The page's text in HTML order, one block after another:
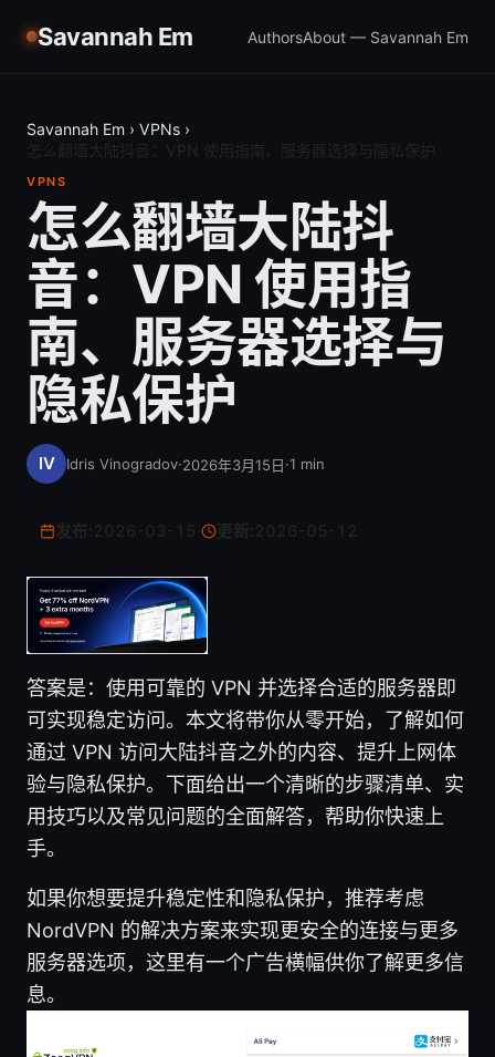
Savannah Em AuthorsAbout — Savannah Em
Savannah Em › VPNs ›
VPNS
怎么翻墙大陆抖
音：VPN 使用指
南、服务器选择与
隐私保护
Idris Vinogradov·2026年3月15日·1 min
更新:
答案是：使用可靠的 VPN 并选择合适的服务器即
可实现稳定访问。本文将带你从零开始，了解如何
通过 VPN 访问大陆抖音之外的内容、提升上网体
验与隐私保护。下面给出一个清晰的步骤清单、实
用技巧以及常见问题的全面解答，帮助你快速上
手。
如果你想要提升稳定性和隐私保护，推荐考虑
NordVPN 的解决方案来实现更安全的连接与更多
服务器选项，这里有一个广告横幅供你了解更多信
息。